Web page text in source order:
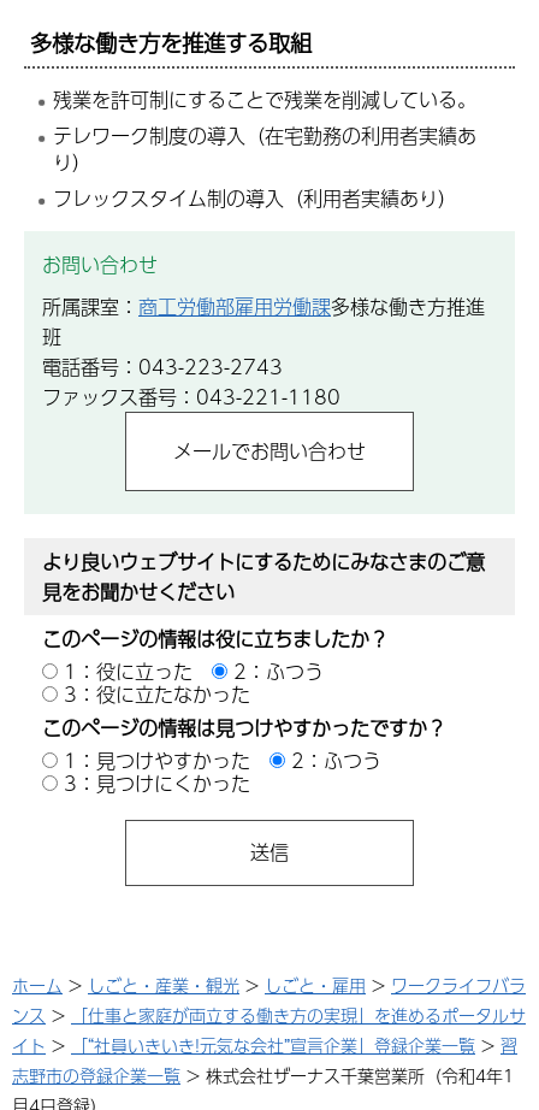
多様な働き方を推進する取組
残業を許可制にすることで残業を削減している。
テレワーク制度の導入（在宅勤務の利用者実績あ
り）
フレックスタイム制の導入（利用者実績あり）
お問い合わせ
所属課室： 商工労働部雇用労働課多様な働き方推進
班
電話番号：043-223-2743
ファックス番号：043-221-1180
より良いウェブサイトにするためにみなさまのご意
見をお聞かせください
このページの情報は役に立ちましたか？
1：役に立った
2：ふつう
3：役に立たなかった
このページの情報は見つけやすかったですか？
1：見つけやすかった
2：ふつう
3：見つけにくかった
ホーム > しごと・産業・観光 > しごと・雇用 > ワークライフバラ
ンス >
「仕事と家庭が両立する働き方の実現」を進めるポータルサ
イト > 「“社員いきいき!元気な会社”宣言企業」登録企業一覧 > 習
志野市の登録企業一覧 > 株式会社ザーナス千葉営業所（令和4年1